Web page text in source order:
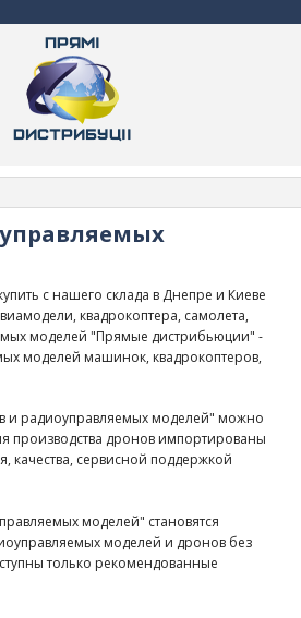
с нашего склада в Днепре и Киеве
квадрокоптера, самолета,
моделей "Прямые дистрибьюции" -
моделей машинок, квадрокоптеров,
и радиоуправляемых моделей" можно
производства дронов импортированы
качества, сервисной поддержкой
моделей" становятся
моделей и дронов без
только рекомендованные